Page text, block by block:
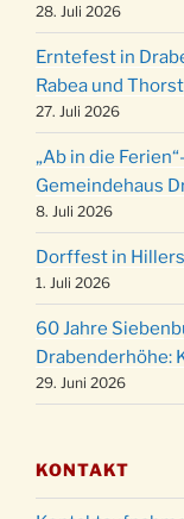
24.12.
24.12.
24.12.
15:00
24.12.
18:00
24.12.
um 23:00
31.12.
18:00
28. Juli 2026
Erntefest in
Rabea und
27. Juli 2026
„Ab in die
Gemeindehaus
8. Juli 2026
Dorffest in
1. Juli 2026
60 Jahre
Drabenderhöhe:
29. Juni 2026
KONTAKT